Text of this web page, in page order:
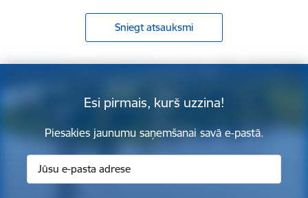
Sniegt atsauksmi
Esi pirmais, kurš uzzina!
Piesakies jaunumu saņemšanai savā e-pastā.